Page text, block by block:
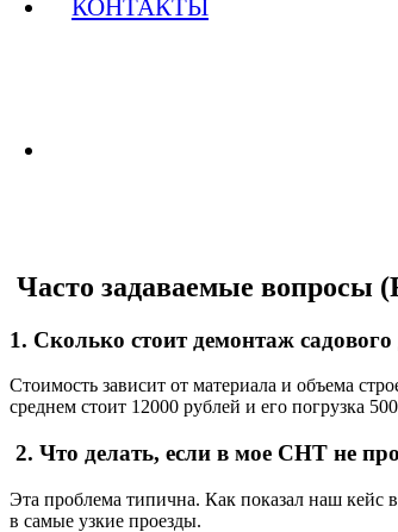
КОНТАКТЫ
Часто задаваемые вопросы
1. Сколько стоит демонтаж
Стоимость зависит от материала и объема
среднем стоит 12000 рублей и его погрузка
2. Что делать, если в мое СНТ не
Эта проблема типична. Как показал наш кейс
в самые узкие проезды.